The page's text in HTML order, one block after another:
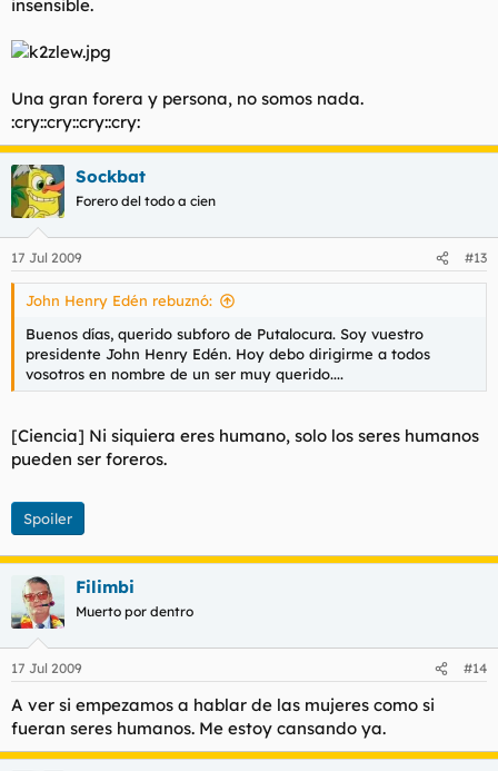
insensible.
Una gran forera y persona, no somos nada.
:cry::cry::cry::cry:
Sockbat
Forero del todo a cien
17 Jul 2009 #13
John Henry Edén rebuznó:
Buenos días, querido subforo de Putalocura. Soy vuestro
presidente John Henry Edén. Hoy debo dirigirme a todos
vosotros en nombre de un ser muy querido....
[Ciencia] Ni siquiera eres humano, solo los seres humanos
pueden ser foreros.
Spoiler
Filimbi
Muerto por dentro
17 Jul 2009 #14
A ver si empezamos a hablar de las mujeres como si
fueran seres humanos. Me estoy cansando ya.